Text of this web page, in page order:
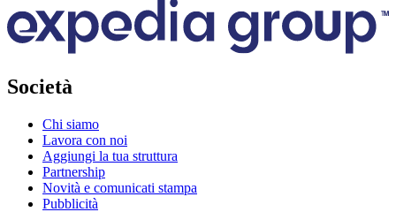
Società
Chi siamo
Lavora con noi
Aggiungi la tua struttura
Partnership
Novità e comunicati stampa
Pubblicità